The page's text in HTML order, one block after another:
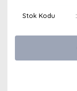
Stok Kodu